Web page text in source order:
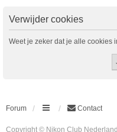
Verwijder cookies
Weet je zeker dat je alle cookies
Forum Contact
Copyright © Nikon Club